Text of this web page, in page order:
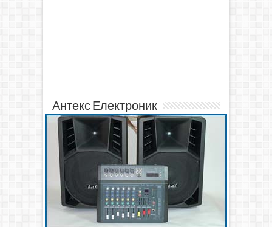
Антекс Електроник